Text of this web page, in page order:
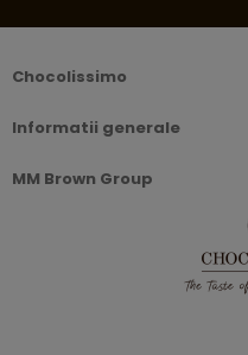
Chocolissimo
Informatii generale
MM Brown Group